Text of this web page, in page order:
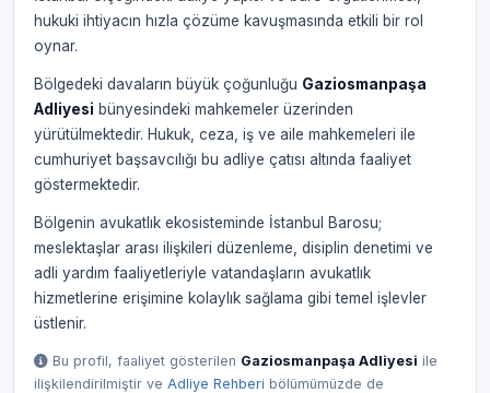
hukuki ihtiyacın hızla çözüme kavuşmasında etkili bir rol
oynar.
Bölgedeki davaların büyük çoğunluğu Gaziosmanpaşa
Adliyesi bünyesindeki mahkemeler üzerinden
yürütülmektedir. Hukuk, ceza, iş ve aile mahkemeleri ile
cumhuriyet başsavcılığı bu adliye çatısı altında faaliyet
göstermektedir.
Bölgenin avukatlık ekosisteminde İstanbul Barosu;
meslektaşlar arası ilişkileri düzenleme, disiplin denetimi ve
adli yardım faaliyetleriyle vatandaşların avukatlık
hizmetlerine erişimine kolaylık sağlama gibi temel işlevler
üstlenir.
Bu profil, faaliyet gösterilen Gaziosmanpaşa Adliyesi ile
ilişkilendirilmiştir ve Adliye Rehberi bölümümüzde de